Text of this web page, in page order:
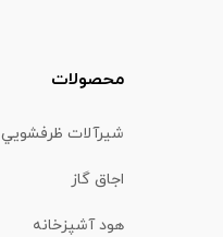
محصولات
شیرآلات ظرفشويي
اجاق گاز
هود آشپزخانه